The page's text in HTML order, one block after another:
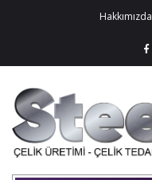
Hakkımızda